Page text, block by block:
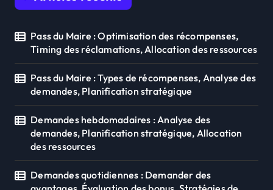
Pass du Maire : Optimisation des récompenses,
Timing des réclamations, Allocation des ressources
Pass du Maire : Types de récompenses, Analyse des
demandes, Planification stratégique
Demandes hebdomadaires : Analyse des
demandes, Planification stratégique, Allocation
des ressources
Demandes quotidiennes : Demander des